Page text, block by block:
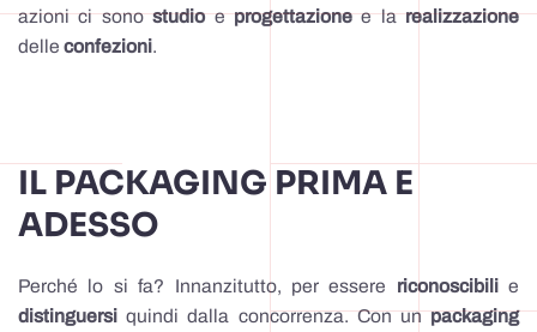
azioni ci sonostudioeprogettazionee larealizzazione
delle confezioni.
IL PACKAGING PRIMA E
ADESSO
Perché lo si fa? Innanzitutto, per essere riconoscibilie
distinguersi quindi dalla concorrenza. Con unpackaging